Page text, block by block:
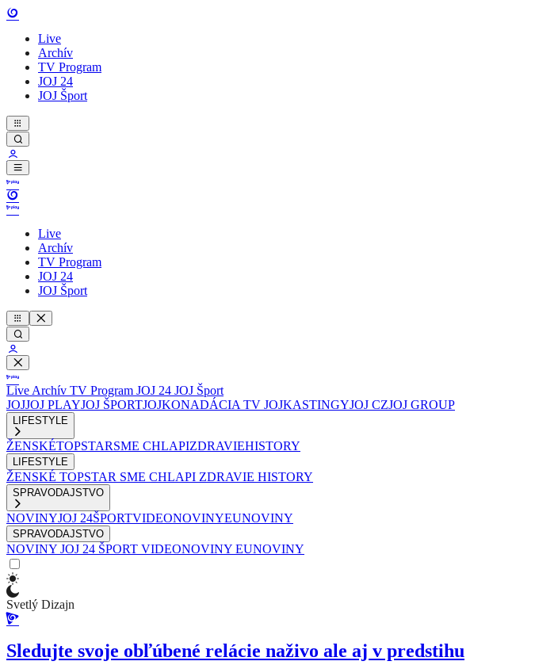
Live
Archív
TV Program
JOJ 24
JOJ Šport
Live
Archív
TV Program
JOJ 24
JOJ Šport
Live Archív TV Program JOJ 24 JOJ Šport
JOJJOJ PLAYJOJ ŠPORTJOJKONADÁCIA TV JOJKASTINGYJOJ CZJOJ GROUP
LIFESTYLE
ŽENSKÉTOPSTARSME CHLAPIZDRAVIEHISTORY
LIFESTYLE
ŽENSKÉ TOPSTAR SME CHLAPI ZDRAVIE HISTORY
SPRAVODAJSTVO
NOVINYJOJ 24ŠPORTVIDEONOVINYEUNOVINY
SPRAVODAJSTVO
NOVINY JOJ 24 ŠPORT VIDEONOVINY EUNOVINY
Svetlý Dizajn
Sledujte svoje obľúbené relácie naživo ale aj v predstihu